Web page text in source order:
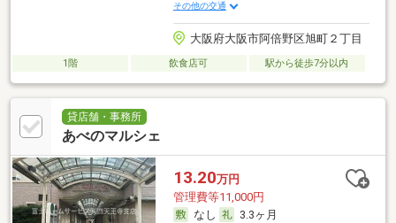
その他の交通
大阪府大阪市阿倍野区旭町２丁目
1階 飲食店可 駅から徒歩7分以内
貸店舗・事務所
あべのマルシェ
13.20万円
管理費等11,000円
なし
3.3ヶ月